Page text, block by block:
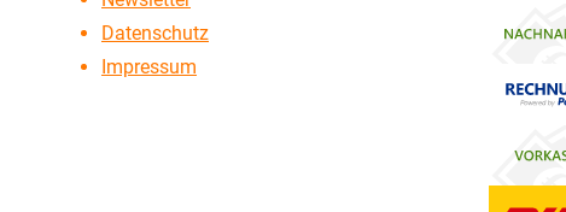
Datenschutz
Impressum